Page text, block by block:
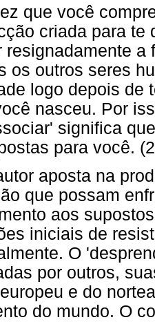
que você
criada para te
resignadamente a
os outros seres
logo depois de
nasceu. Por
significa
para você.
aposta na
que possam
aos
iniciais de
O
por outros,
e do
do mundo. O